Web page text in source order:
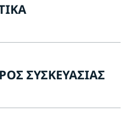
ΣΥΣΚΕΥΑΣΊΑΣ